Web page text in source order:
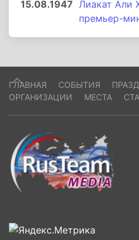
15.08.1947 Лиакат Али
премьер-
ГЛАВНАЯ СОБЫТИЯ
ОРГАНИЗАЦИИ
МЕСТА